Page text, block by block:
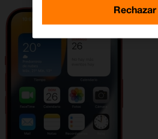
Rechazar